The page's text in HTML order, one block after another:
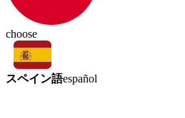
choose
スペイン語español